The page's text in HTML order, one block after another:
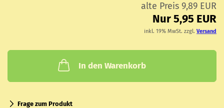
alte Preis 9,89 EUR
Nur 5,95 EUR
inkl. 19% MwSt. zzgl. Versand
In den Warenkorb
Frage zum Produkt